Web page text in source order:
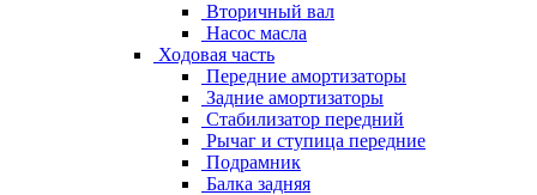
Вторичный вал
Насос масла
Ходовая часть
Передние амортизаторы
Задние амортизаторы
Стабилизатор передний
Рычаг и ступица передние
Подрамник
Балка задняя